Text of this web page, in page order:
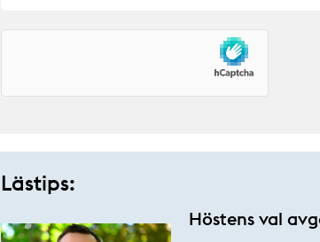
Lästips:
Höstens val